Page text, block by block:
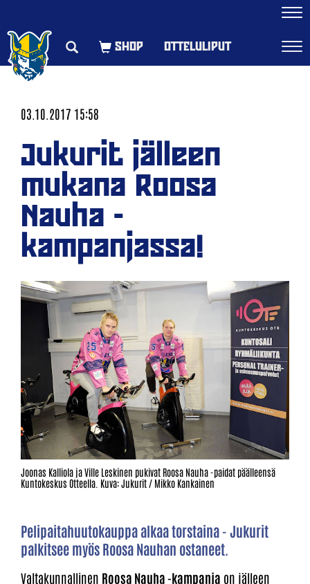
OTTELULIPUT
03.10.2017 15:58
Jukurit jälleen
mukana Roosa
Nauha -
kampanjassa!
Joonas Kalliola ja Ville Leskinen pukivat Roosa Nauha -paidat päälleensä
Kuntokeskus Otteella. Kuva: Jukurit / Mikko Kankainen
Pelipaitahuutokauppa alkaa torstaina - Jukurit
palkitsee myös Roosa Nauhan ostaneet.
Valtakunnallinen Roosa Nauha -kampanja on jälleen